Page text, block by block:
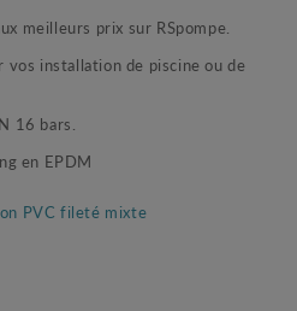
meilleurs prix sur RSpompe.
vos installation de piscine ou de
16 bars.
en EPDM
PVC fileté mixte